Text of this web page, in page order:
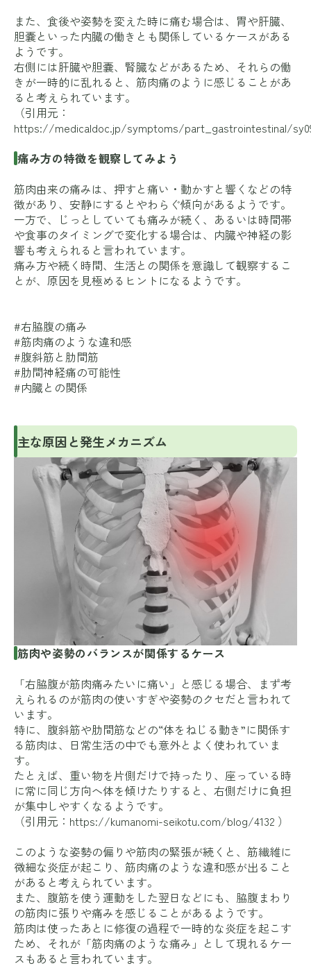
また、食後や姿勢を変えた時に痛む場合は、胃や肝臓、
胆嚢といった内臓の働きとも関係しているケースがある
ようです。
右側には肝臓や胆嚢、腎臓などがあるため、それらの働
きが一時的に乱れると、筋肉痛のように感じることがあ
ると考えられています。
（引用元：
https://medicaldoc.jp/symptoms/part_gastrointestinal/
痛み方の特徴を観察してみよう
筋肉由来の痛みは、押すと痛い・動かすと響くなどの特
徴があり、安静にするとやわらぐ傾向があるようです。
一方で、じっとしていても痛みが続く、あるいは時間帯
や食事のタイミングで変化する場合は、内臓や神経の影
響も考えられると言われています。
痛み方や続く時間、生活との関係を意識して観察するこ
とが、原因を見極めるヒントになるようです。
#右脇腹の痛み
#筋肉痛のような違和感
#腹斜筋と肋間筋
#肋間神経痛の可能性
#内臓との関係
主な原因と発生メカニズム
筋肉や姿勢のバランスが関係するケース
「右脇腹が筋肉痛みたいに痛い」と感じる場合、まず考
えられるのが筋肉の使いすぎや姿勢のクセだと言われて
います。
特に、腹斜筋や肋間筋などの“体をねじる動き”に関係す
る筋肉は、日常生活の中でも意外とよく使われていま
す。
たとえば、重い物を片側だけで持ったり、座っている時
に常に同じ方向へ体を傾けたりすると、右側だけに負担
が集中しやすくなるようです。
（引用元： https://kumanomi-seikotu.com/blog/4132 ）
このような姿勢の偏りや筋肉の緊張が続くと、筋繊維に
微細な炎症が起こり、筋肉痛のような違和感が出ること
があると考えられています。
また、腹筋を使う運動をした翌日などにも、脇腹まわり
の筋肉に張りや痛みを感じることがあるようです。
筋肉は使ったあとに修復の過程で一時的な炎症を起こす
ため、それが「筋肉痛のような痛み」として現れるケー
スもあると言われています。